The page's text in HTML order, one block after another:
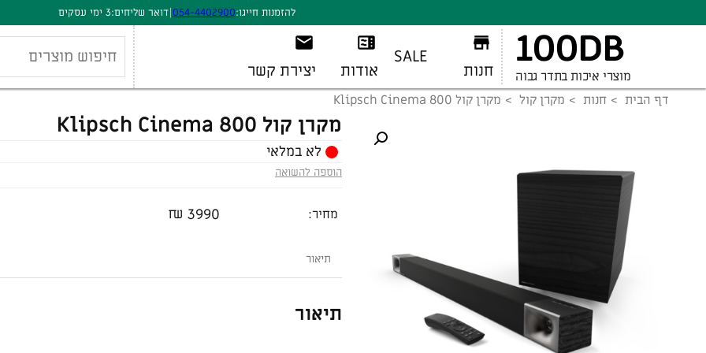
להזמנות חייגו:054-4402900
|דואר שליחים:3 ימי עסקים
100DB
מוצרי איכות בתדר גבוה חנות
SALE
אודות יצירת קשר
דף הבית חנות מקרן קול מקרן קול Klipsch Cinema 800
מקרן קול Klipsch Cinema 800
לא במלאי
הוספה להשואה
מחיר: 3990
₪
תיאור
תיאור